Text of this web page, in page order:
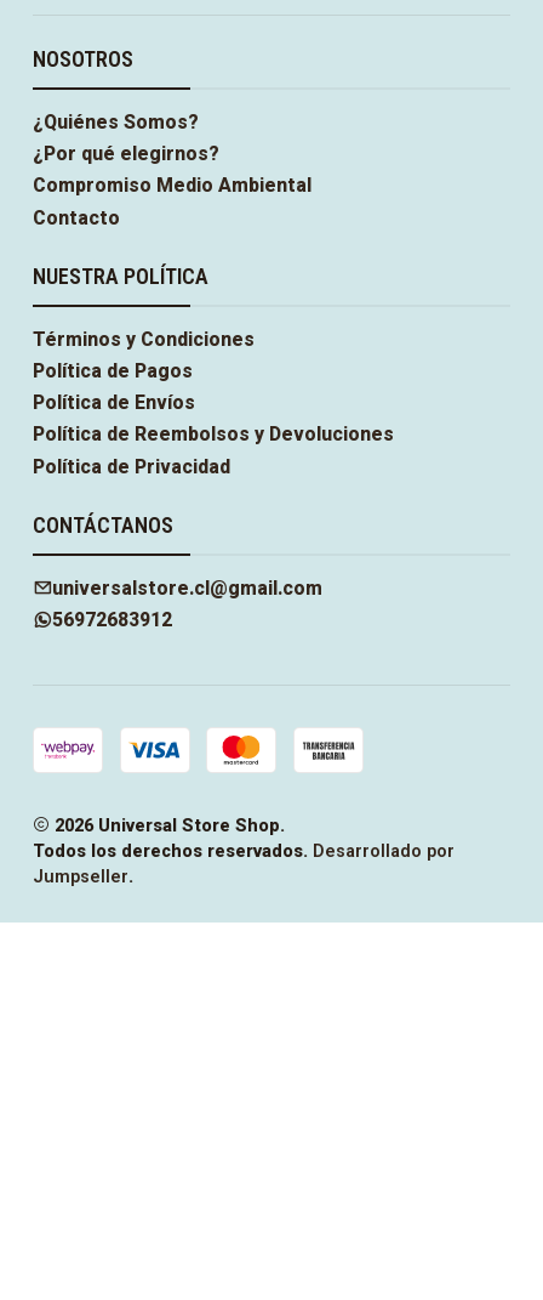
NOSOTROS
¿Quiénes Somos?
¿Por qué elegirnos?
Compromiso Medio Ambiental
Contacto
NUESTRA POLÍTICA
Términos y Condiciones
Política de Pagos
Política de Envíos
Política de Reembolsos y Devoluciones
Política de Privacidad
CONTÁCTANOS
universalstore.cl@gmail.com
56972683912
2026 Universal Store Shop.
Todos los derechos reservados. Desarrollado por
Jumpseller.